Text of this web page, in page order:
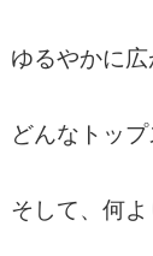
ゆるやかに広
どんなトッ
そして、何